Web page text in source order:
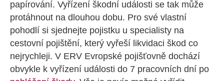
papírování. Vyřízení škodní události se tak může
protáhnout na dlouhou dobu. Pro své vlastní
pohodlí si sjednejte pojistku u specialisty na
cestovní pojištění, který vyřeší likvidaci škod co
nejrychleji. V ERV Evropské pojišťovně dochází
obvykle k vyřízení události do 7 pracovních dní po